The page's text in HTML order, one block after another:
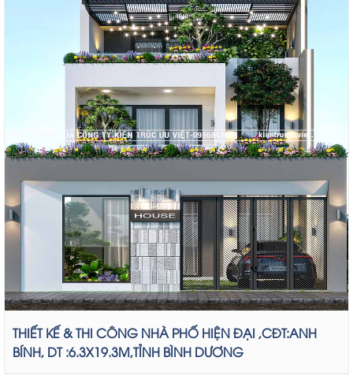
THIẾT KẾ & THI CÔNG NHÀ PHỐ HIỆN ĐẠI ,CĐT:ANH
BÍNH, DT :6.3X19.3M,TỈNH BÌNH DƯƠNG